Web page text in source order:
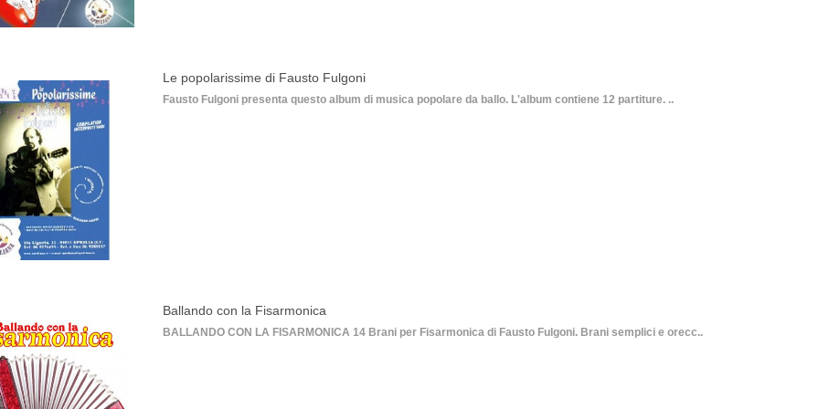
Le popolarissime di Fausto Fulgoni
Fausto Fulgoni presenta questo album di musica popolare da ballo. L'album contiene 12 partiture. ..
Ballando con la Fisarmonica
BALLANDO CON LA FISARMONICA 14 Brani per Fisarmonica di Fausto Fulgoni. Brani semplici e orecc..